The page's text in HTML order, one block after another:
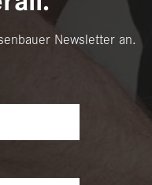
Newsletter an.